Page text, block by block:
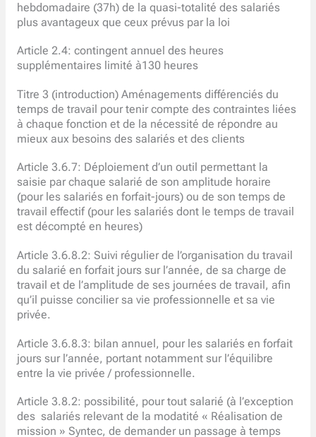
hebdomadaire (37h) de la quasi-totalité des salariés
plus avantageux que ceux prévus par la loi
Article 2.4: contingent annuel des heures
supplémentaires limité à130 heures
Titre 3 (introduction) Aménagements différenciés du
temps de travail pour tenir compte des contraintes liées
à chaque fonction et de la nécessité de répondre au
mieux aux besoins des salariés et des clients
Article 3.6.7: Déploiement d’un outil permettant la
saisie par chaque salarié de son amplitude horaire
(pour les salariés en forfait-jours) ou de son temps de
travail effectif (pour les salariés dont le temps de travail
est décompté en heures)
Article 3.6.8.2: Suivi régulier de l’organisation du travail
du salarié en forfait jours sur l’année, de sa charge de
travail et de l’amplitude de ses journées de travail, afin
qu’il puisse concilier sa vie professionnelle et sa vie
privée.
Article 3.6.8.3: bilan annuel, pour les salariés en forfait
jours sur l’année, portant notamment sur l’équilibre
entre la vie privée / professionnelle.
Article 3.8.2: possibilité, pour tout salarié (à l’exception
des salariés relevant de la modatité « Réalisation de
mission » Syntec, de demander un passage à temps